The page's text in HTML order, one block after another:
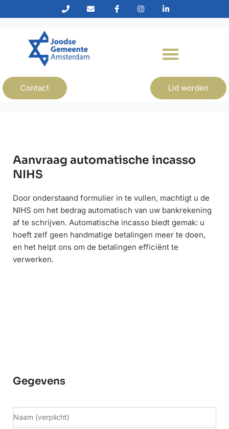
Contact Lid worden
Aanvraag automatische incasso
NIHS
Door onderstaand formulier in te vullen, machtigt u de
NIHS om het bedrag automatisch van uw bankrekening
af te schrijven. Automatische incasso biedt gemak: u
hoeft zelf geen handmatige betalingen meer te doen,
en het helpt ons om de betalingen efficiënt te
verwerken.
Gegevens